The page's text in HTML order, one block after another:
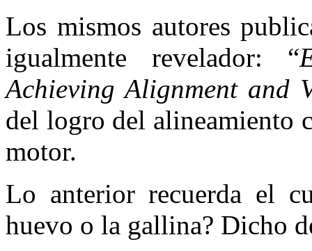
Los mismos autores
igualmente revelador: “
Achieving Alignment and
del logro del alineamiento
motor.
Lo anterior recuerda el
huevo o la gallina? Dicho